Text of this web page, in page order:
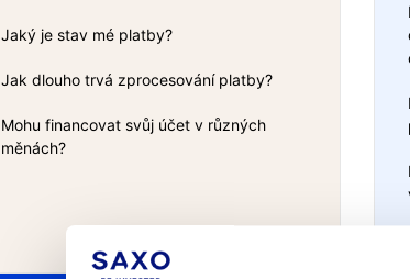
Jaký je stav mé platby?
Jak dlouho trvá zprocesování platby?
Mohu financovat svůj účet v různých
měnách?